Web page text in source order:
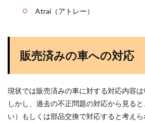
Atrai（アトレー）​
販売済みの車への対応
現状では販売済みの車に対する対応内容は
しかし、過去の不正問題の対応から見る
い）もしくは部品交換で対応すると考えら